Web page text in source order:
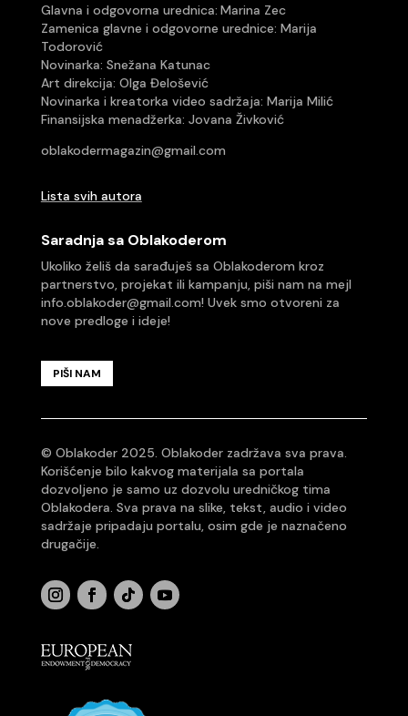
Glavna i odgovorna urednica: Marina Zec
Zamenica glavne i odgovorne urednice: Marija
Todorović
Novinarka: Snežana Katunac
Art direkcija: Olga Đelošević
Novinarka i kreatorka video sadržaja: Marija Milić
Finansijska menadžerka: Jovana Živković
oblakodermagazin@gmail.com
Lista svih autora
Saradnja sa Oblakoderom
Ukoliko želiš da sarađuješ sa Oblakoderom kroz
partnerstvo, projekat ili kampanju, piši nam na mejl
info.oblakoder@gmail.com! Uvek smo otvoreni za
nove predloge i ideje!
PIŠI NAM
© Oblakoder 2025. Oblakoder zadržava sva prava.
Korišćenje bilo kakvog materijala sa portala
dozvoljeno je samo uz dozvolu uredničkog tima
Oblakodera. Sva prava na slike, tekst, audio i video
sadržaje pripadaju portalu, osim gde je naznačeno
drugačije.